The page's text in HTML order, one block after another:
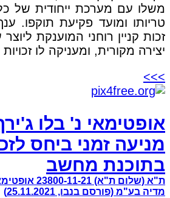
משלו עם מערכת ייחודית של
טריותו ומועד פקיעת תוקפו.
זכות קניין רוחני המוענקת
יצירה מקורית, ומעניקה לו זכויות
>>>
אופטימאי נ' בלו
מניעה זמני ביחס
בתוכנת מחשב
ת"א (שלום ת"א)
מדיה בע"מ (פורסם בנבו, 25.11.2021)